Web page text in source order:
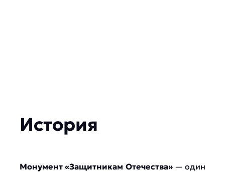
История
Монумент «Защитникам Отечества»— один